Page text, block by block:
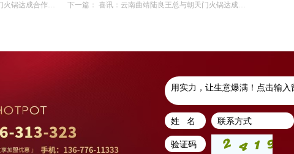
达成合作协议！ 下一篇：喜讯：云南曲靖陆良王总与朝天门火锅达成合作协议！